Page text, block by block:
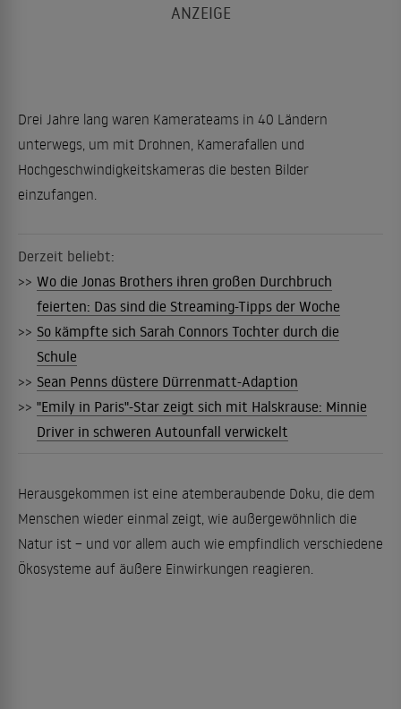
Drei Jahre lang waren Kamerateams in 40 Ländern
unterwegs, um mit Drohnen, Kamerafallen und
Hochgeschwindigkeitskameras die besten Bilder
einzufangen.
Derzeit beliebt:
>> Wo die Jonas Brothers ihren großen Durchbruch
feierten: Das sind die Streaming-Tipps der Woche
>> So kämpfte sich Sarah Connors Tochter durch die
Schule
>> Sean Penns düstere Dürrenmatt-Adaption
>> "Emily in Paris"-Star zeigt sich mit Halskrause: Minnie
Driver in schweren Autounfall verwickelt
Herausgekommen ist eine atemberaubende Doku, die dem
Menschen wieder einmal zeigt, wie außergewöhnlich die
Natur ist – und vor allem auch wie empfindlich verschiedene
Ökosysteme auf äußere Einwirkungen reagieren.